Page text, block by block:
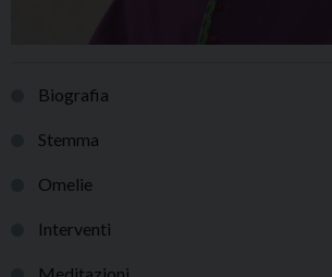
Biografia
Stemma
Omelie
Interventi